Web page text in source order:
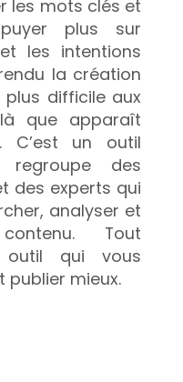
les mots clés et
plus sur
les intentions
la création
difficile aux
là que apparaît
C’est un outil
des
des experts qui
analyser et
Tout
outil qui vous
publier mieux.